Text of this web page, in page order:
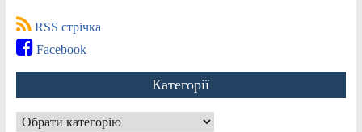
RSS стрічка
Facebook
Категорії
Категорії